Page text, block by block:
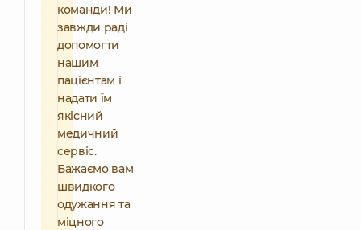
команди! Ми
завжди раді
допомогти
нашим
пацієнтам і
надати їм
якісний
медичний
сервіс.
Бажаємо вам
швидкого
одужання та
міцного